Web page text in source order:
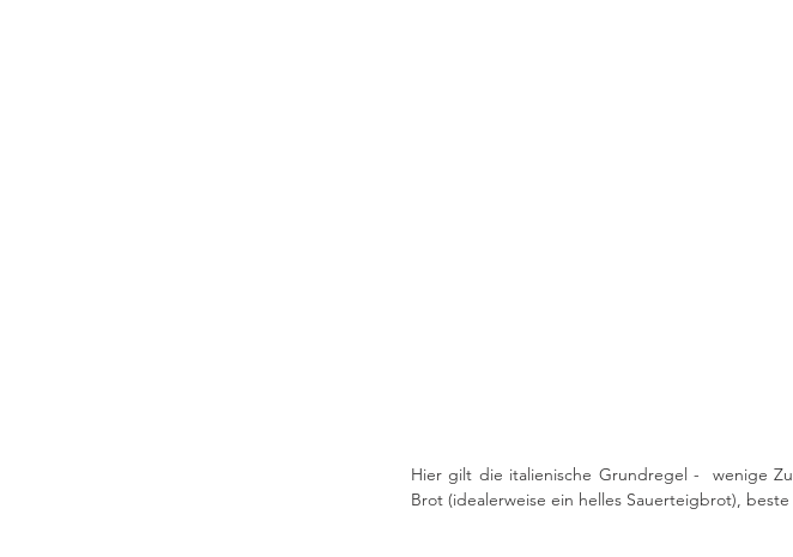
Hier gilt die italienische Grundregel -  wenige
Brot (idealerweise ein helles Sauerteigbrot),